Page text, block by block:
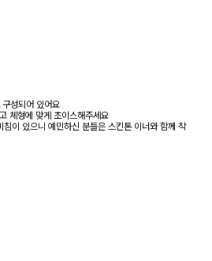
성되어 있어요
체형에 맞게 초이스해주세요
이 있으니 예민하신 분들은 스킨톤 이너와 함께 착